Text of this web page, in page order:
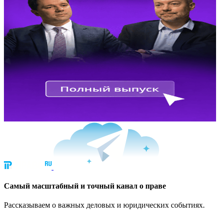
Cамый масштабный и точный канал о праве
Рассказываем о важных деловых и юридических событиях.